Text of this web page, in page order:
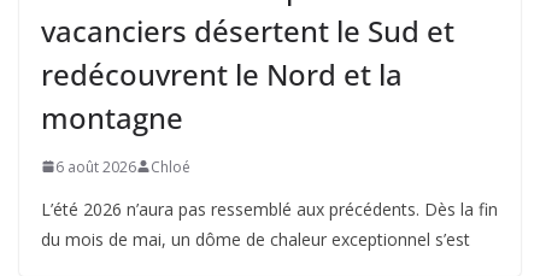
vacanciers désertent le Sud et
redécouvrent le Nord et la
montagne
6 août 2026 Chloé
L’été 2026 n’aura pas ressemblé aux précédents. Dès la fin
du mois de mai, un dôme de chaleur exceptionnel s’est